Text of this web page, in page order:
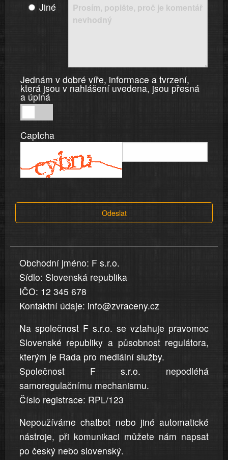
Jiné
Jednám v dobré víře, informace a tvrzení,
která jsou v nahlášení uvedena, jsou přesná
a úplná
v
dobré
informace
v
uvedena,
jsou
přesná
a
úplná
Captcha
Odeslat
Obchodní jméno: F s.r.o.
Sídlo: Slovenská republika
IČO: 12 345 678
Kontaktní údaje: info@zvraceny.cz
Na společnost F s.r.o. se vztahuje pravomoc
Slovenské republiky a působnost regulátora,
kterým je Rada pro mediální služby.
Společnost F s.r.o. nepodléhá
samoregulačnímu mechanismu.
Číslo registrace: RPL/123
Nepoužíváme chatbot nebo jiné automatické
nástroje, při komunikaci můžete nám napsat
po český nebo slovenský.